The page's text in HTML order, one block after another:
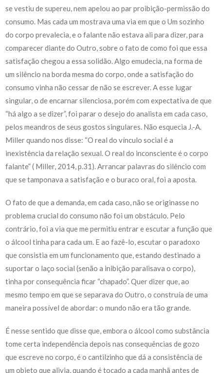
se vestiu de supereu, nem apelou ao par proibição-permissão do
consumo. Mas cada um mostrava uma via em que o Um sozinho
do corpo prevalecia, e o falante não estava ali para dizer, para
comparecer diante do Outro, sobre o fato de como foi que essa
satisfação chegou a essa solidão. Algo emudecia, na forma de
um silêncio na borda mesma do corpo, onde a satisfação do
consumo vinha não cessar de não se escrever. A esse lugar
singular, o de encarnar silenciosa, porém com expectativa de que
“há algo a se dizer”, foi parar o desejo do analista em cada caso,
pelos meandros de seus gostos singulares. Não esquecia J.-A.
Miller quando nos disse: “O real do vínculo social é a
inexistência da relação sexual. O real do inconsciente é o corpo
falante” ( Miller, 2014, p.31). Arrancar palavras do silêncio com
que se tamponava a satisfação e o buraco oral, foi a aposta.
O fato de que a demanda, em cada caso, não se originasse no
problema crucial do consumo não foi um obstáculo. Pelo
contrário, foi a via que me permitiu entrar e escutar a função que
o álcool tinha para cada um. E ao fazê-lo, escutar o paradoxo
que consistia em um funcionamento que, estando destinado a
suportar o laço social (senão a inibição paralisava o corpo),
tinha por consequência ficar “chapado”. Quer dizer que, ao
mesmo tempo em que se separava do Outro, o construía de uma
maneira possível de abordar: o mundo não era tão grande.
É nesse sentido que disse que, embora o álcool como substância
tome certa independência depois nas consequências de gozo
que escreve no corpo, é o cantilzinho que dá a consistência de
um objeto que alivia, quando é tocado a cada manhã antes de